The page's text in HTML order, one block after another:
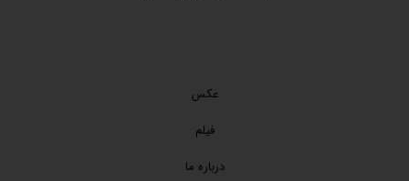
عکس
فیلم
درباره ما